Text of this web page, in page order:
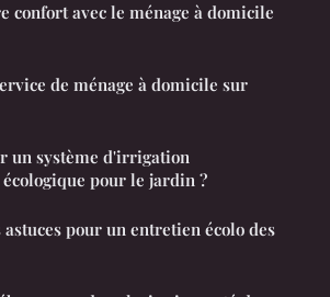
confort avec le ménage à domicile
de ménage à domicile sur
un système d'irrigation
pour le jardin ?
pour un entretien écolo des